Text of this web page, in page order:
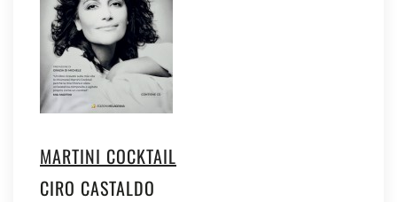
MARTINI COCKTAIL
CIRO CASTALDO